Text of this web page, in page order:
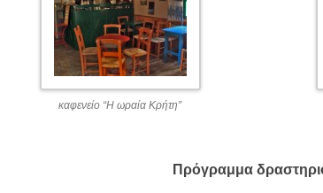
καφενείο “Η ωραία Κρήτη”
Πρόγραμμα